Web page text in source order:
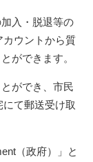
入・脱退等の
カウントから質
ができます。
ができ、市民
て郵送受け取
（政府）」と